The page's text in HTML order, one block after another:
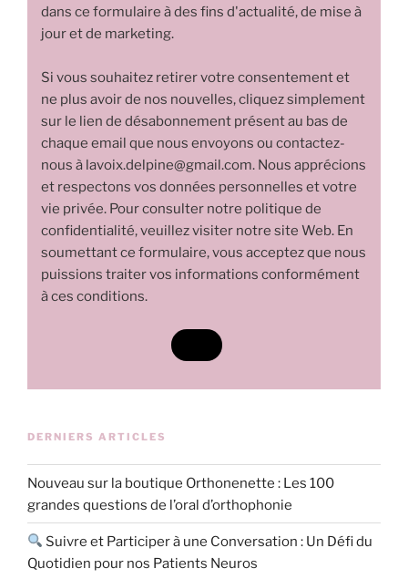
dans ce formulaire à des fins d'actualité, de mise à
jour et de marketing.
Si vous souhaitez retirer votre consentement et
ne plus avoir de nos nouvelles, cliquez simplement
sur le lien de désabonnement présent au bas de
chaque email que nous envoyons ou contactez-
nous à lavoix.delpine@gmail.com. Nous apprécions
et respectons vos données personnelles et votre
vie privée. Pour consulter notre politique de
confidentialité, veuillez visiter notre site Web. En
soumettant ce formulaire, vous acceptez que nous
puissions traiter vos informations conformément
à ces conditions.
DERNIERS ARTICLES
Nouveau sur la boutique Orthonenette : Les 100
grandes questions de l’oral d’orthophonie
Suivre et Participer à une Conversation : Un Défi du
Quotidien pour nos Patients Neuros